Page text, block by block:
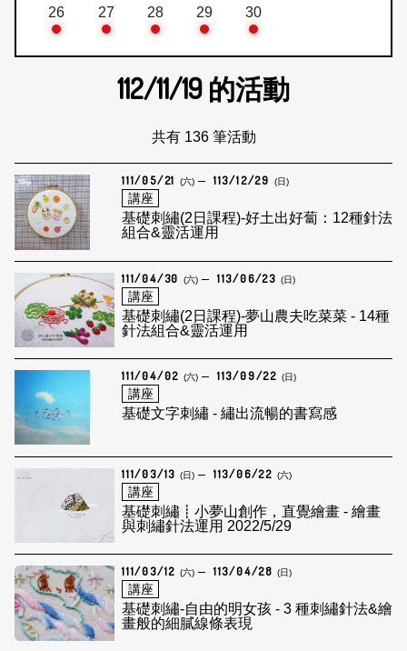
26 27 28 29 30
112/11/19 的活動
共有 136 筆活動
111/05/21 (六) 113/12/29 (日)
講座
基礎刺繡(2日課程)-好土出好蔔：12種針法
組合&靈活運用
111/04/30 (六) 113/06/23 (日)
講座
基礎刺繡(2日課程)-夢山農夫吃菜菜 - 14種
針法組合&靈活運用
111/04/02 (六) 113/09/22 (日)
講座
基礎文字刺繡 - 繡出流暢的書寫感
111/03/13 (日) 113/06/22 (六)
講座
基礎刺繡┋小夢山創作，直覺繪畫 - 繪畫
與刺繡針法運用 2022/5/29
111/03/12 (六) 113/04/28 (日)
講座
基礎刺繡-自由的明女孩 - 3 種刺繡針法&繪
畫般的細膩線條表現